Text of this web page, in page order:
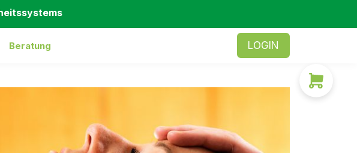
Beratung LOGIN